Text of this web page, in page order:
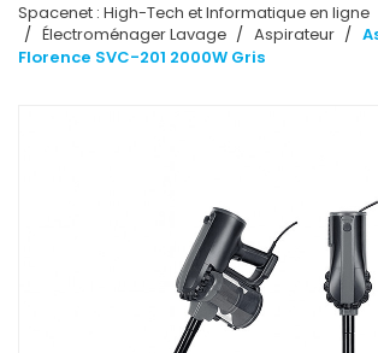
Spacenet : High-Tech et Informatique en ligne
Électroménager Lavage
Aspirateur
Florence SVC-201 2000W Gris